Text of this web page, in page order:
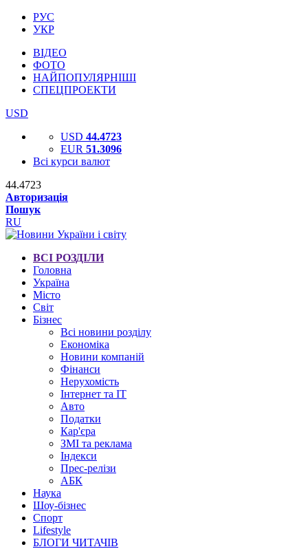
РУС
УКР
ВІДЕО
ФОТО
НАЙПОПУЛЯРНІШІ
СПЕЦПРОЕКТИ
USD
USD 44.4723
EUR 51.3096
Всі курси валют
44.4723
Авторизація
Пошук
RU
ВСІ РОЗДІЛИ
Головна
Україна
Місто
Світ
Бізнес
Всі новини розділу
Економіка
Новини компаній
Фінанси
Нерухомість
Інтернет та IT
Авто
Податки
Кар'єра
ЗМІ та реклама
Індекси
Прес-релізи
АБК
Наука
Шоу-бізнес
Спорт
Lifestyle
БЛОГИ ЧИТАЧІВ